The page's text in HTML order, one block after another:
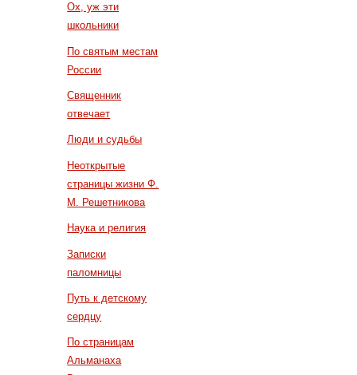
Ох, уж эти
школьники
По святым местам
России
Священник
отвечает
Люди и судьбы
Неоткрытые
страницы жизни Ф.
М. Решетникова
Наука и религия
Записки
паломницы
Путь к детскому
сердцу
По страницам
Альманаха